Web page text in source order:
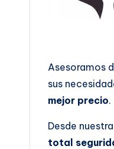
Asesoramos
sus
mejor precio.
Desde
total